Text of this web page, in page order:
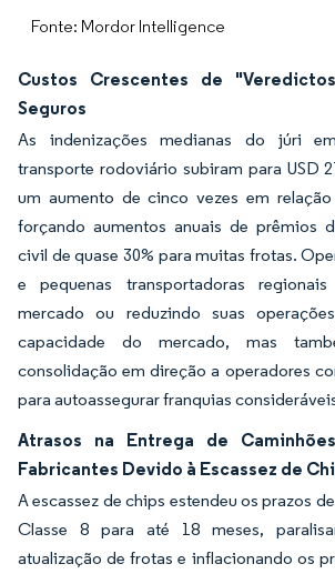
Fonte: Mordor Intelligence
Custos Crescentes de
Seguros
As indenizações medianas do júri
transporte rodoviário subiram para USD
um aumento de cinco vezes em
forçando aumentos anuais de prêmios
civil de quase 30% para muitas frotas.
e pequenas transportadoras
mercado ou reduzindo suas
capacidade do mercado, mas
consolidação em direção a operadores
para autoassegurar franquias
Atrasos na Entrega de
Fabricantes Devido à Escassez de
A escassez de chips estendeu os prazos
Classe 8 para até 18 meses,
atualização de frotas e inflacionando os